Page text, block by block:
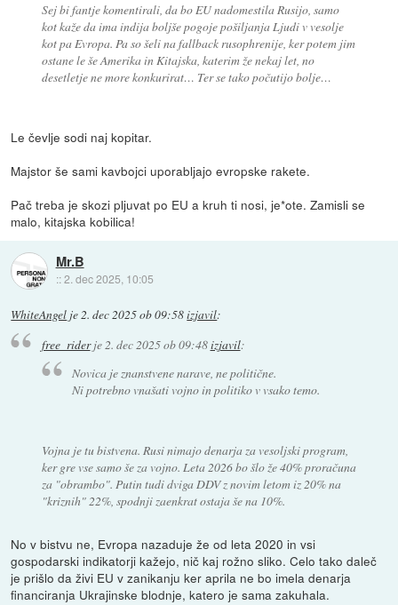
Sej bi fantje komentirali, da bo EU nadomestila Rusijo, samo
kot kaže da ima indija boljše pogoje pošiljanja Ljudi v vesolje
kot pa Evropa. Pa so šeli na fallback rusophrenije, ker potem jim
ostane le še Amerika in Kitajska, katerim že nekaj let, no
desetletje ne more konkurirat… Ter se tako počutijo bolje…
Le čevlje sodi naj kopitar.
Majstor še sami kavbojci uporabljajo evropske rakete.
Pač treba je skozi pljuvat po EU a kruh ti nosi, je*ote. Zamisli se
malo, kitajska kobilica!
Mr.B
::2. dec 2025, 10:05
WhiteAngel je2. dec 2025 ob 09:58izjavil:
free_riderje 2. dec 2025 ob 09:48izjavil:
Novica je znanstvene narave, ne politične.
Ni potrebno vnašati vojno in politiko v vsako temo.
Vojna je tu bistvena. Rusi nimajo denarja za vesoljski program,
ker gre vse samo še za vojno. Leta 2026 bo šlo že 40% proračuna
za "obrambo". Putin tudi dviga DDV z novim letom iz 20% na
"kriznih" 22%, spodnji zaenkrat ostaja še na 10%.
No v bistvu ne, Evropa nazaduje že od leta 2020 in vsi
gospodarski indikatorji kažejo, nič kaj rožno sliko. Celo tako daleč
je prišlo da živi EU v zanikanju ker aprila ne bo imela denarja
financiranja Ukrajinske blodnje, katero je sama zakuhala.